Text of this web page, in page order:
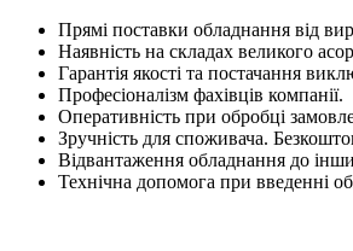
Прямі поставки обладнання від
Наявність на складах
Гарантія якості та постачання
Професіоналізм фахівців компанії.
Оперативність при обробці
Зручність для споживача.
Відвантаження обладнання до
Технічна допомога при введенні